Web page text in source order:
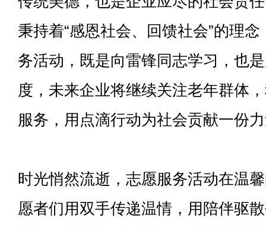
秉持着“感恩社会、回馈社会”的理
务活动，既是向雷锋同志学习，也
度，未来企业将继续关注老年群体
服务，用点滴行动为社会贡献一份
时光悄然流逝，志愿服务活动在温
愿者们用双手传递温情，用陪伴驱